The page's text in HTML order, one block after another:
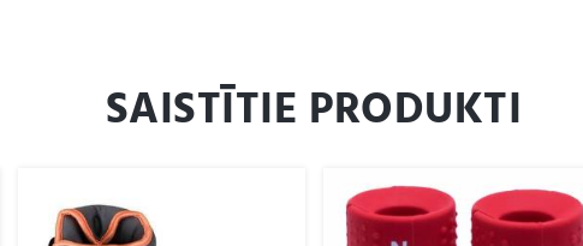
SAISTĪTIE PRODUKTI